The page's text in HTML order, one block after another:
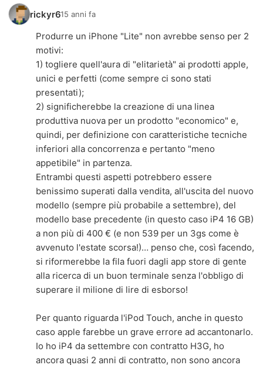
rickyr615 anni fa
Produrre un iPhone "Lite" non avrebbe senso per 2
motivi:
1) togliere quell'aura di "elitarietà" ai prodotti apple,
unici e perfetti (come sempre ci sono stati
presentati);
2) significherebbe la creazione di una linea
produttiva nuova per un prodotto "economico" e,
quindi, per definizione con caratteristiche tecniche
inferiori alla concorrenza e pertanto "meno
appetibile" in partenza.
Entrambi questi aspetti potrebbero essere
benissimo superati dalla vendita, all'uscita del nuovo
modello (sempre più probabile a settembre), del
modello base precedente (in questo caso iP4 16 GB)
a non più di 400 € (e non 539 per un 3gs come è
avvenuto l'estate scorsa!)… penso che, così facendo,
si riformerebbe la fila fuori dagli app store di gente
alla ricerca di un buon terminale senza l'obbligo di
superare il milione di lire di esborso!
Per quanto riguarda l'iPod Touch, anche in questo
caso apple farebbe un grave errore ad accantonarlo.
Io ho iP4 da settembre con contratto H3G, ho
ancora quasi 2 anni di contratto, non sono ancora